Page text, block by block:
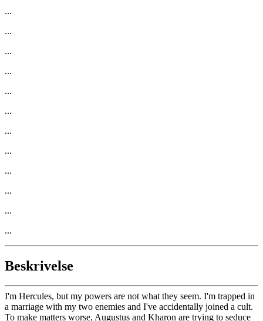
...
...
...
...
...
...
...
...
...
...
...
...
Beskrivelse
I'm Hercules, but my powers are not what they seem. I'm trapped in
a marriage with my two enemies and I've accidentally joined a cult.
To make matters worse, Augustus and Kharon are trying to seduce